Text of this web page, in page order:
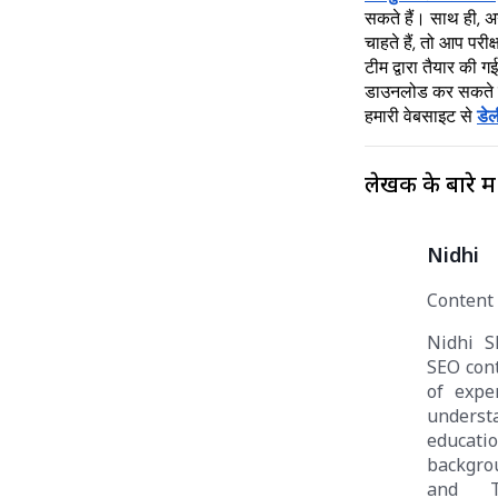
सकते हैं। साथ ही,
चाहते हैं, तो आप
टीम द्वारा तैयार की
डाउनलोड कर सकते
हमारी वेबसाइट से
लेखक के बारे में
Nidhi
Nidhi
SEO
of
and